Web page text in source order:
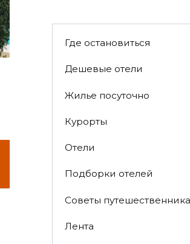
Где остановиться
Дешевые отели
Жилье посуточно
Курорты
Отели
Подборки отелей
Советы
Лента